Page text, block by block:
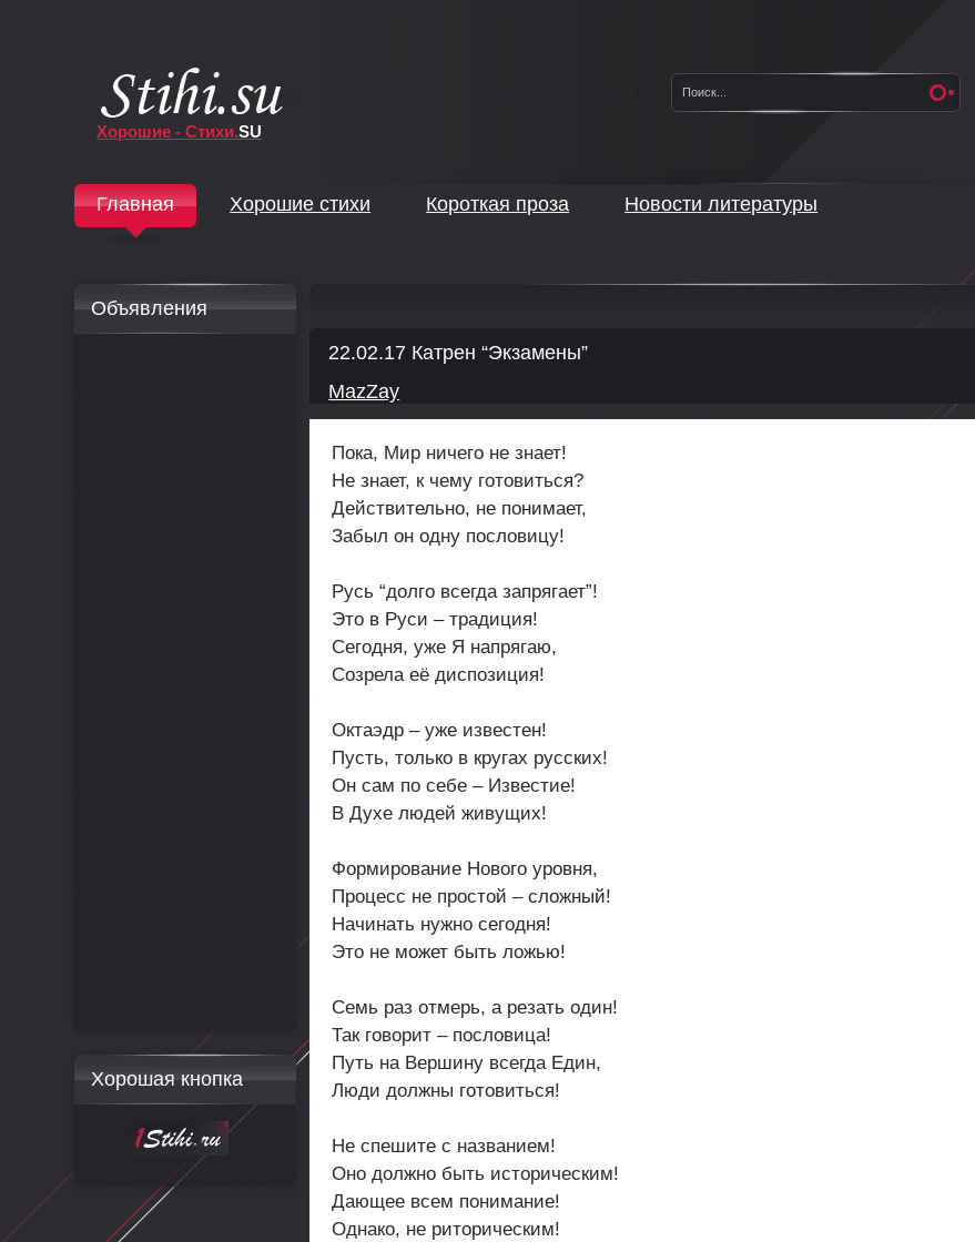
Хорошие - Стихи.SU
Главная Хорошие стихи Короткая проза Новости литературы
22.02.17 Катрен “Экзамены”
MazZay
Пока, Мир ничего не знает!
Не знает, к чему готовиться?
Действительно, не понимает,
Забыл он одну пословицу!
Русь “долго всегда запрягает”!
Это в Руси – традиция!
Сегодня, уже Я напрягаю,
Созрела её диспозиция!
Октаэдр – уже известен!
Пусть, только в кругах русских!
Он сам по себе – Известие!
В Духе людей живущих!
Формирование Нового уровня,
Процесс не простой – сложный!
Начинать нужно сегодня!
Это не может быть ложью!
Семь раз отмерь, а резать один!
Так говорит – пословица!
Путь на Вершину всегда Един,
Люди должны готовиться!
Не спешите с названием!
Оно должно быть историческим!
Дающее всем понимание!
Однако, не риторическим!
Объявления
Хорошая кнопка